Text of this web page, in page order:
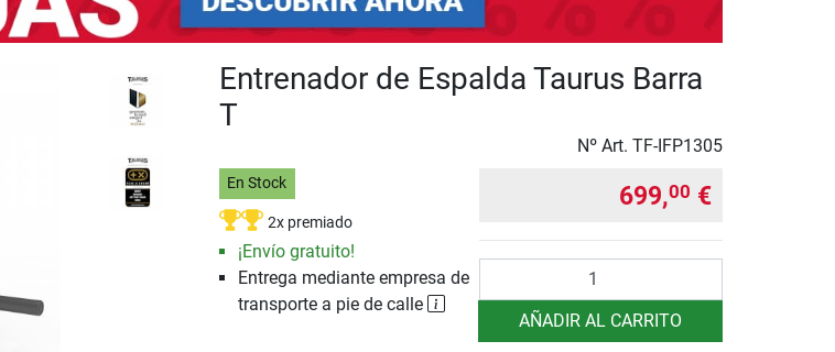
Entrenador de Espalda Taurus Barra
T
Nº Art. TF-IFP1305
En Stock
2x premiado
¡Envío gratuito!
Entrega mediante empresa de
transporte a pie de calle
699,00 €
AÑADIR AL CARRITO